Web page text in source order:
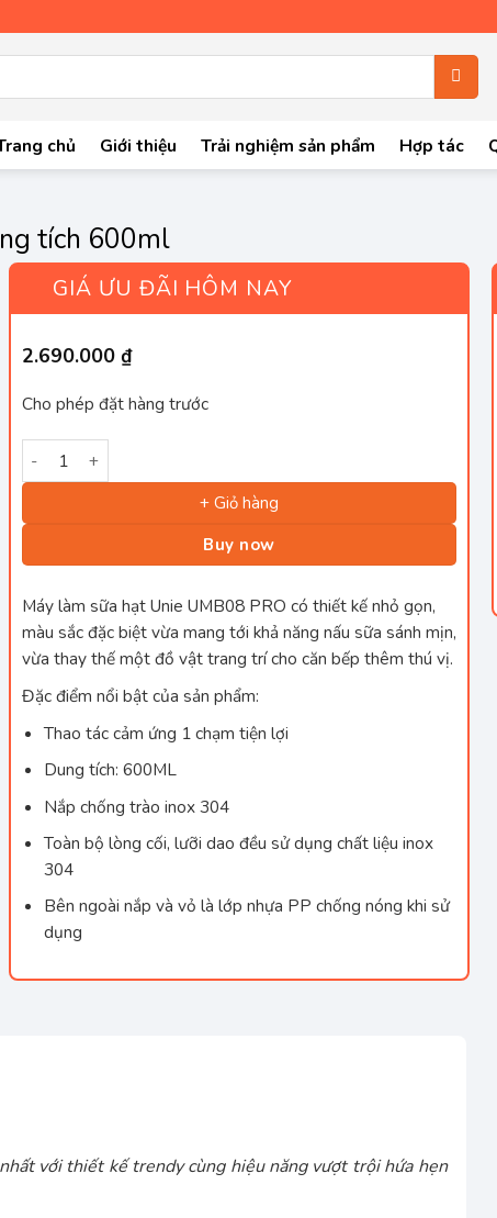
chủ Giới thiệu Trải nghiệm sản phẩm Hợp tác
tích 600ml
GIÁ ƯU ĐÃI HÔM NAY
2.690.000 ₫
Cho phép đặt hàng trước
Máy làm sữa hạt UNIE UMB08 PRO dung tích 600ml số lượng
+ Giỏ hàng
Buy now
Máy làm sữa hạt Unie UMB08 PRO có thiết kế nhỏ gọn,
màu sắc đặc biệt vừa mang tới khả năng nấu sữa sánh mịn,
vừa thay thế một đồ vật trang trí cho căn bếp thêm thú vị.
Đặc điểm nổi bật của sản phẩm:
Thao tác cảm ứng 1 chạm tiện lợi
Dung tích: 600ML
Nắp chống trào inox 304
Toàn bộ lòng cối, lưỡi dao đều sử dụng chất liệu inox
304
Bên ngoài nắp và vỏ là lớp nhựa PP chống nóng khi sử
dụng
với thiết kế trendy cùng hiệu năng vượt trội hứa hẹn